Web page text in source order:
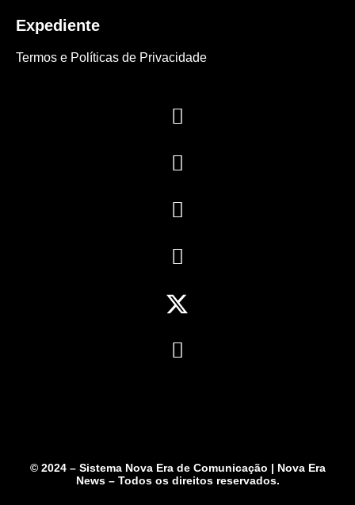
Expediente
Termos e Políticas de Privacidade
© 2024 – Sistema Nova Era de Comunicação | Nova Era
News – Todos os direitos reservados.